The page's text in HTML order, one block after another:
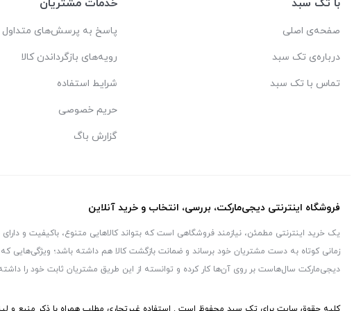
با تک سبد
صفحه‌ی اصلی
درباره‌ی تک سبد
تماس با تک سبد
خدمات مشتریان
پاسخ به پرسش‌های متداول
رویه‌های بازگرداندن کالا
شرایط استفاده
حریم خصوصی
گزارش باگ
فروشگاه اینترنتی دیجی‌مارکت، بررسی، انتخاب و خرید آنلاین
یک خرید اینترنتی مطمئن، نیازمند فروشگاهی است که بتواند کالاهایی متنوع، باکیفیت و
زمانی کوتاه به دست مشتریان خود برساند و ضمانت بازگشت کالا هم داشته باشد؛ ویژگی‌هایی که
دیجی‌مارکت سال‌هاست بر روی آن‌ها کار کرده و توانسته از این طریق مشتریان ثابت خود را